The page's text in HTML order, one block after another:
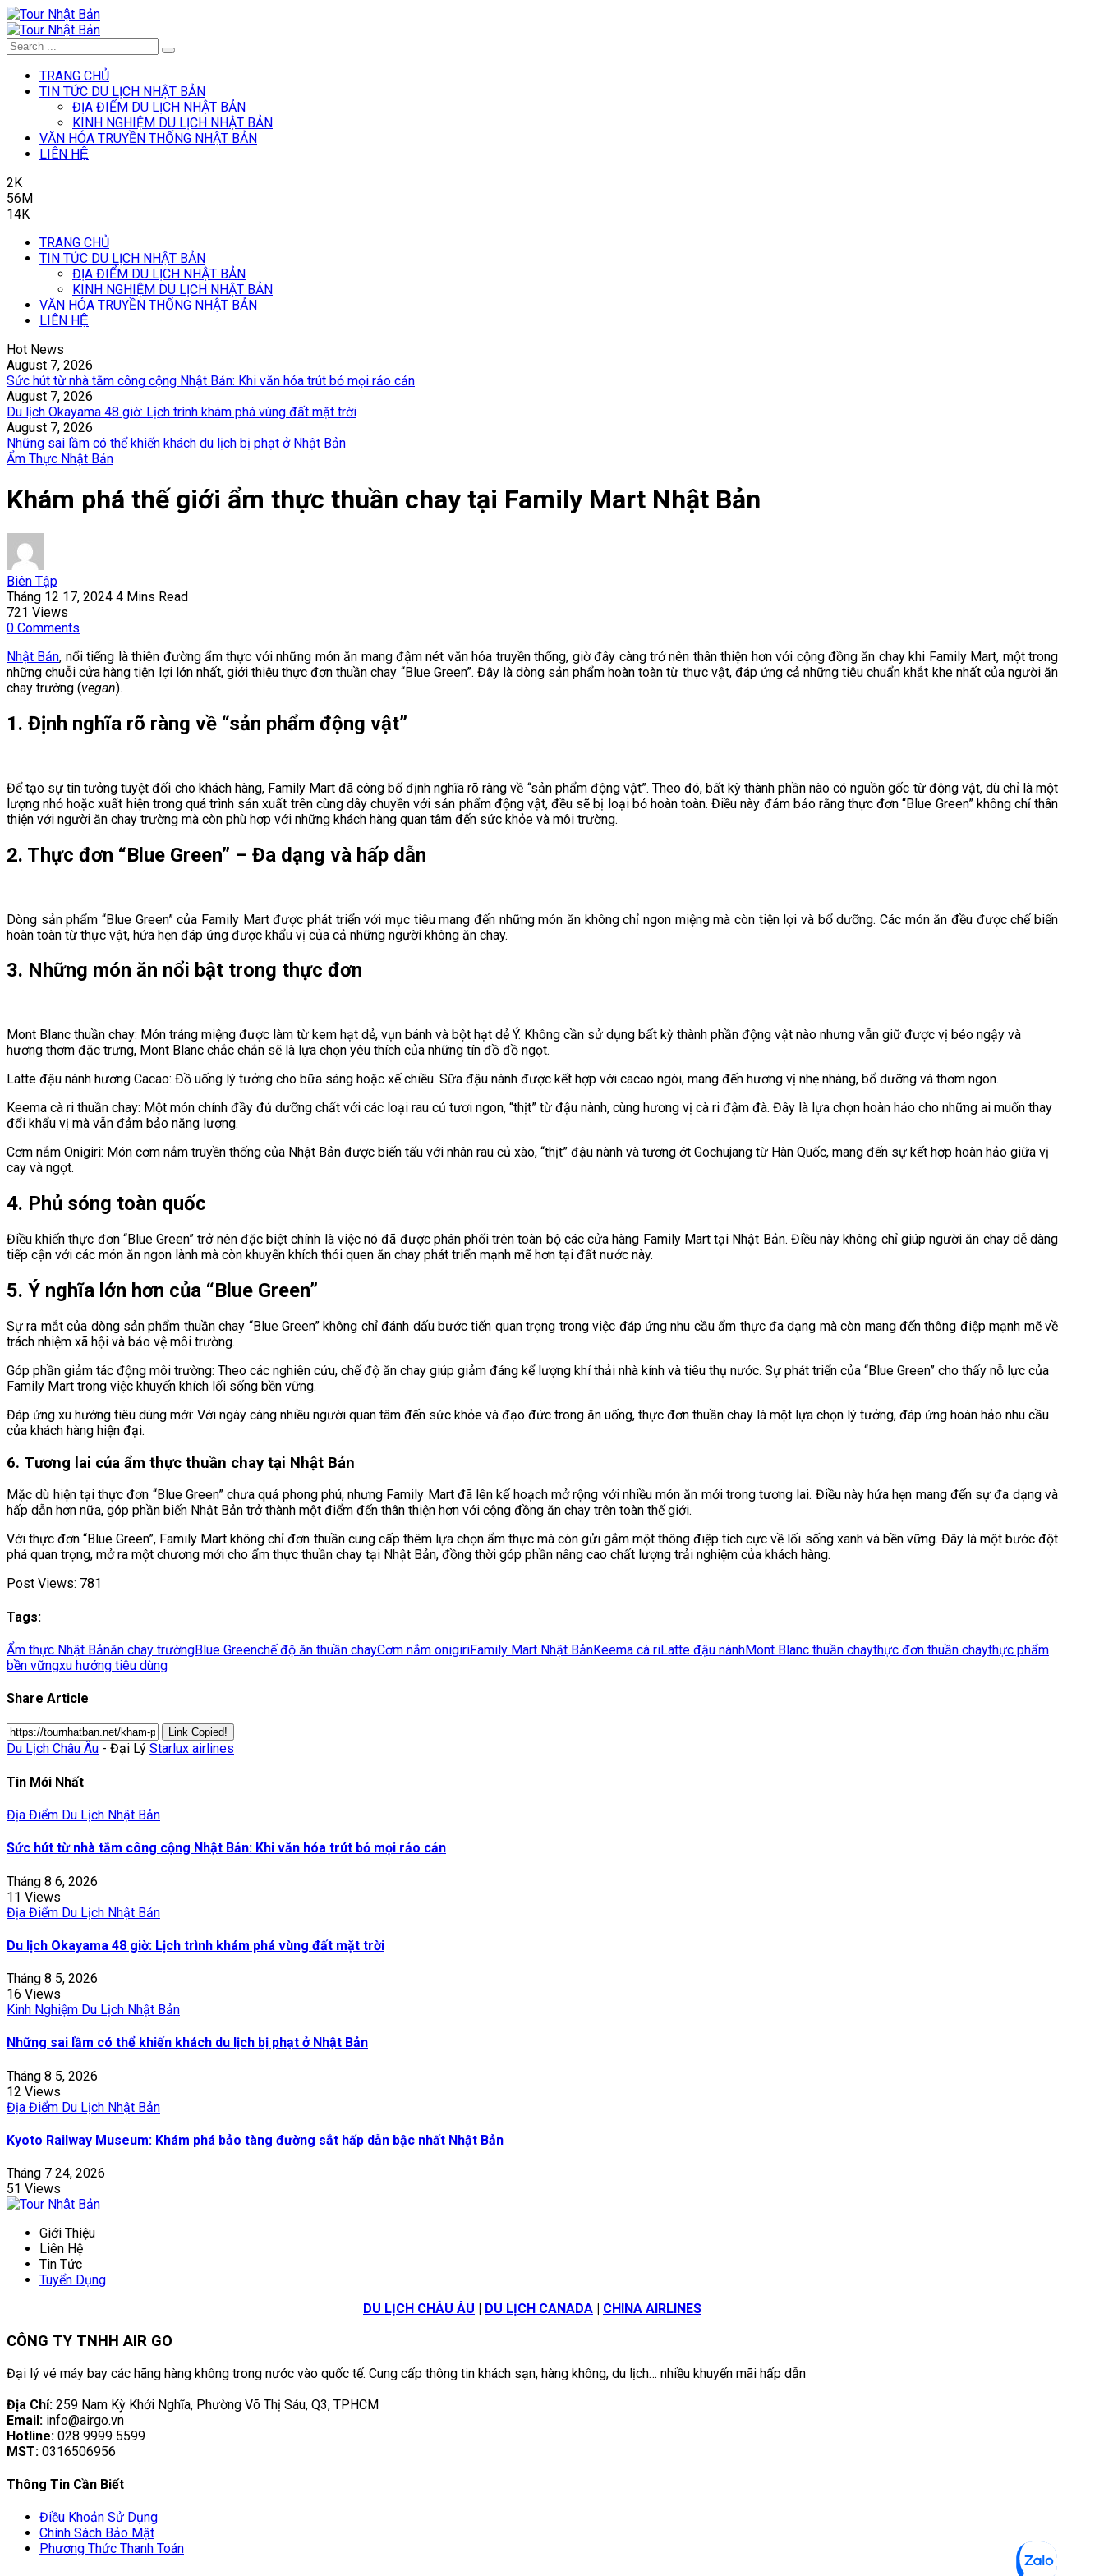
TRANG CHỦ
TIN TỨC DU LỊCH NHẬT BẢN
ĐỊA ĐIỂM DU LỊCH NHẬT BẢN
KINH NGHIỆM DU LỊCH NHẬT BẢN
VĂN HÓA TRUYỀN THỐNG NHẬT BẢN
LIÊN HỆ
2K
56M
14K
TRANG CHỦ
TIN TỨC DU LỊCH NHẬT BẢN
ĐỊA ĐIỂM DU LỊCH NHẬT BẢN
KINH NGHIỆM DU LỊCH NHẬT BẢN
VĂN HÓA TRUYỀN THỐNG NHẬT BẢN
LIÊN HỆ
Hot News
August 7, 2026
Sức hút từ nhà tắm công cộng Nhật Bản: Khi văn hóa trút bỏ mọi rảo cản
August 7, 2026
Du lịch Okayama 48 giờ: Lịch trình khám phá vùng đất mặt trời
August 7, 2026
Những sai lầm có thể khiến khách du lịch bị phạt ở Nhật Bản
Ẩm Thực Nhật Bản
Khám phá thế giới ẩm thực thuần chay tại Family Mart Nhật Bản
Biên Tập
Tháng 12 17, 2024 4 Mins Read
721 Views
0 Comments
Nhật Bản, nổi tiếng là thiên đường ẩm thực với những món ăn mang đậm nét văn hóa truyền thống, giờ đây càng trở nên thân thiện hơn với cộng đồng ăn chay khi Family Mart, một trong
những chuỗi cửa hàng tiện lợi lớn nhất, giới thiệu thực đơn thuần chay “Blue Green”. Đây là dòng sản phẩm hoàn toàn từ thực vật, đáp ứng cả những tiêu chuẩn khắt khe nhất của người ăn
chay trường (vegan).
1. Định nghĩa rõ ràng về “sản phẩm động vật”
Để tạo sự tin tưởng tuyệt đối cho khách hàng, Family Mart đã công bố định nghĩa rõ ràng về “sản phẩm động vật”. Theo đó, bất kỳ thành phần nào có nguồn gốc từ động vật, dù chỉ là một
lượng nhỏ hoặc xuất hiện trong quá trình sản xuất trên cùng dây chuyền với sản phẩm động vật, đều sẽ bị loại bỏ hoàn toàn. Điều này đảm bảo rằng thực đơn “Blue Green” không chỉ thân
thiện với người ăn chay trường mà còn phù hợp với những khách hàng quan tâm đến sức khỏe và môi trường.
2. Thực đơn “Blue Green” – Đa dạng và hấp dẫn
Dòng sản phẩm “Blue Green” của Family Mart được phát triển với mục tiêu mang đến những món ăn không chỉ ngon miệng mà còn tiện lợi và bổ dưỡng. Các món ăn đều được chế biến
hoàn toàn từ thực vật, hứa hẹn đáp ứng được khẩu vị của cả những người không ăn chay.
3. Những món ăn nổi bật trong thực đơn
Mont Blanc thuần chay: Món tráng miệng được làm từ kem hạt dẻ, vụn bánh và bột hạt dẻ Ý. Không cần sử dụng bất kỳ thành phần động vật nào nhưng vẫn giữ được vị béo ngậy và
hương thơm đặc trưng, Mont Blanc chắc chắn sẽ là lựa chọn yêu thích của những tín đồ đồ ngọt.
Latte đậu nành hương Cacao: Đồ uống lý tưởng cho bữa sáng hoặc xế chiều. Sữa đậu nành được kết hợp với cacao ngòi, mang đến hương vị nhẹ nhàng, bổ dưỡng và thơm ngon.
Keema cà ri thuần chay: Một món chính đầy đủ dưỡng chất với các loại rau củ tươi ngon, “thịt” từ đậu nành, cùng hương vị cà ri đậm đà. Đây là lựa chọn hoàn hảo cho những ai muốn thay
đổi khẩu vị mà vẫn đảm bảo năng lượng.
Cơm nắm Onigiri: Món cơm nắm truyền thống của Nhật Bản được biến tấu với nhân rau củ xào, “thịt” đậu nành và tương ớt Gochujang từ Hàn Quốc, mang đến sự kết hợp hoàn hảo giữa vị
cay và ngọt.
4. Phủ sóng toàn quốc
Điều khiến thực đơn “Blue Green” trở nên đặc biệt chính là việc nó đã được phân phối trên toàn bộ các cửa hàng Family Mart tại Nhật Bản. Điều này không chỉ giúp người ăn chay dễ dàng
tiếp cận với các món ăn ngon lành mà còn khuyến khích thói quen ăn chay phát triển mạnh mẽ hơn tại đất nước này.
5. Ý nghĩa lớn hơn của “Blue Green”
Sự ra mắt của dòng sản phẩm thuần chay “Blue Green” không chỉ đánh dấu bước tiến quan trọng trong việc đáp ứng nhu cầu ẩm thực đa dạng mà còn mang đến thông điệp mạnh mẽ về
trách nhiệm xã hội và bảo vệ môi trường.
Góp phần giảm tác động môi trường: Theo các nghiên cứu, chế độ ăn chay giúp giảm đáng kể lượng khí thải nhà kính và tiêu thụ nước. Sự phát triển của “Blue Green” cho thấy nỗ lực của
Family Mart trong việc khuyến khích lối sống bền vững.
Đáp ứng xu hướng tiêu dùng mới: Với ngày càng nhiều người quan tâm đến sức khỏe và đạo đức trong ăn uống, thực đơn thuần chay là một lựa chọn lý tưởng, đáp ứng hoàn hảo nhu cầu
của khách hàng hiện đại.
6. Tương lai của ẩm thực thuần chay tại Nhật Bản
Mặc dù hiện tại thực đơn “Blue Green” chưa quá phong phú, nhưng Family Mart đã lên kế hoạch mở rộng với nhiều món ăn mới trong tương lai. Điều này hứa hẹn mang đến sự đa dạng và
hấp dẫn hơn nữa, góp phần biến Nhật Bản trở thành một điểm đến thân thiện hơn với cộng đồng ăn chay trên toàn thế giới.
Với thực đơn “Blue Green”, Family Mart không chỉ đơn thuần cung cấp thêm lựa chọn ẩm thực mà còn gửi gắm một thông điệp tích cực về lối sống xanh và bền vững. Đây là một bước đột
phá quan trọng, mở ra một chương mới cho ẩm thực thuần chay tại Nhật Bản, đồng thời góp phần nâng cao chất lượng trải nghiệm của khách hàng.
Post Views: 781
Tags:
Ẩm thực Nhật Bảnăn chay trườngBlue Greenchế độ ăn thuần chayCơm nắm onigiriFamily Mart Nhật BảnKeema cà riLatte đậu nànhMont Blanc thuần chaythực đơn thuần chaythực phẩm
bền vữngxu hướng tiêu dùng
Share Article
Link Copied!
Du Lịch Châu Âu - Đại Lý Starlux airlines
Tin Mới Nhất
Địa Điểm Du Lịch Nhật Bản
Sức hút từ nhà tắm công cộng Nhật Bản: Khi văn hóa trút bỏ mọi rảo cản
Tháng 8 6, 2026
11 Views
Địa Điểm Du Lịch Nhật Bản
Du lịch Okayama 48 giờ: Lịch trình khám phá vùng đất mặt trời
Tháng 8 5, 2026
16 Views
Kinh Nghiệm Du Lịch Nhật Bản
Những sai lầm có thể khiến khách du lịch bị phạt ở Nhật Bản
Tháng 8 5, 2026
12 Views
Địa Điểm Du Lịch Nhật Bản
Kyoto Railway Museum: Khám phá bảo tàng đường sắt hấp dẫn bậc nhất Nhật Bản
Tháng 7 24, 2026
51 Views
Giới Thiệu
Liên Hệ
Tin Tức
Tuyển Dụng
DU LỊCH CHÂU ÂU | DU LỊCH CANADA | CHINA AIRLINES
CÔNG TY TNHH AIR GO
Đại lý vé máy bay các hãng hàng không trong nước vào quốc tế. Cung cấp thông tin khách sạn, hàng không, du lịch… nhiều khuyến mãi hấp dẫn
Địa Chỉ: 259 Nam Kỳ Khởi Nghĩa, Phường Võ Thị Sáu, Q3, TPHCM
Email: info@airgo.vn
Hotline: 028 9999 5599
MST: 0316506956
Thông Tin Cần Biết
Điều Khoản Sử Dụng
Chính Sách Bảo Mật
Phương Thức Thanh Toán